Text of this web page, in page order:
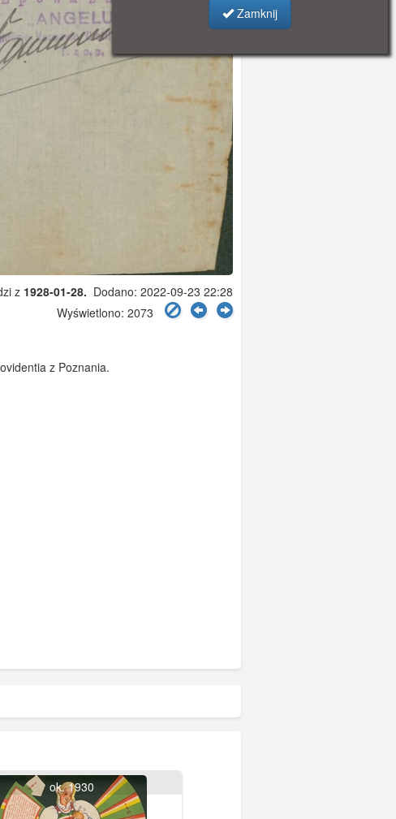
z 1928-01-28. Dodano: 2022-09-23 22:28
Wyświetlono: 2073
z Poznania.
ok. 1930
Zamknij